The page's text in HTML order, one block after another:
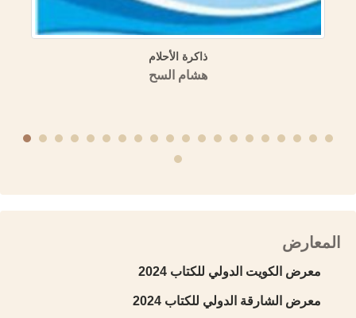
ذاكرة الأحلام
هشام السح
المعارض
معرض الكويت الدولي للكتاب 2024
معرض الشارقة الدولي للكتاب 2024